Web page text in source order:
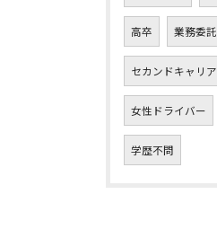
高卒 業務委託
セカンドキャリア
女性ドライバー
学歴不問